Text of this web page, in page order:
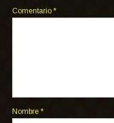
Comentario *
Nombre *